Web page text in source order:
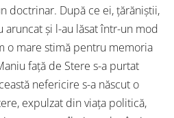
doctrinar. După ce ei, ţărăniştii,
aruncat şi l-au lăsat într-un mod
o mare stimă pentru memoria
faţă de Stere s-a purtat
nefericire s-a născut o
expulzat din viaţa politică,